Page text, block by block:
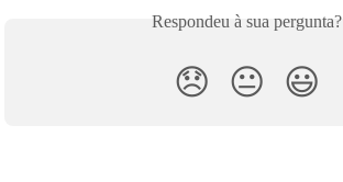
Respondeu à sua pergunta?
😞 😐 😃